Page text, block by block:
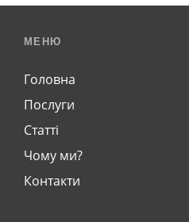
МЕНЮ
Головна
Послуги
Статті
Чому ми?
Контакти